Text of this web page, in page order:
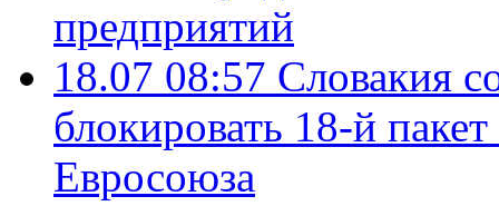
предприятий
18.07 08:57 Словакия
блокировать 18-й
Евросоюза